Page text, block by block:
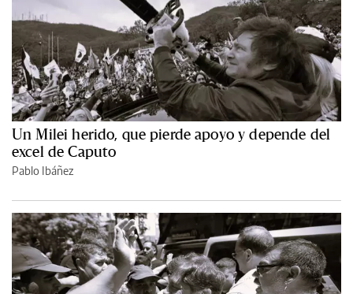
Un Milei herido, que pierde apoyo y depende del
excel de Caputo
Pablo Ibáñez